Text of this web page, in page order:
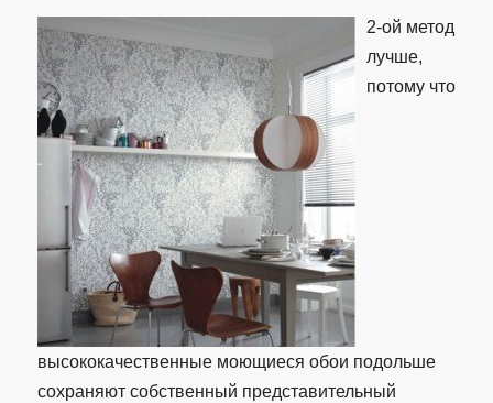
2-ой метод
лучше,
потому что
высококачественные моющиеся обои подольше
сохраняют собственный представительный